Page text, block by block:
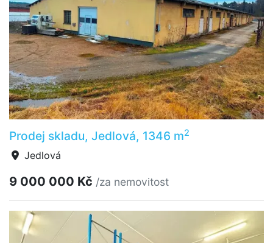
Prodej skladu, Jedlová, 1346 m2
Jedlová
9 000 000 Kč /za nemovitost